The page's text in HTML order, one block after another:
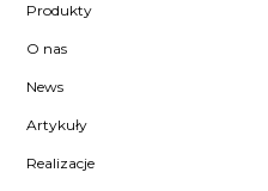
Produkty
O nas
News
Artykuły
Realizacje